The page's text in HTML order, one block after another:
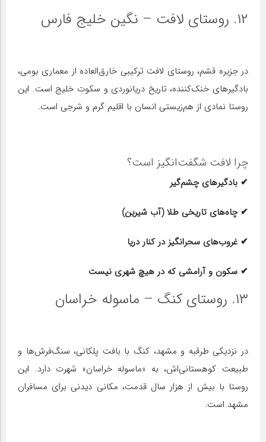
۱۲. روستای لافت – نگین خلیج فارس
در جزیره قشم، روستای لافت ترکیبی خارق‌العاده از معماری بومی،
بادگیرهای خنک‌کننده، تاریخ دریانوردی و سکوت خلیج است. این
روستا نمادی از هم‌زیستی انسان با اقلیم گرم و شرجی است.
چرا لافت شگفت‌انگیز است؟
✔ بادگیرهای چشم‌گیر
✔ چاه‌های تاریخی طلا (آب شیرین)
✔ غروب‌های سحرانگیز در کنار دریا
✔ سکون و آرامشی که در هیچ شهری نیست
۱۳. روستای کنگ – ماسوله خراسان
در نزدیکی طرقبه و مشهد، کنگ با بافت پلکانی، سنگ‌فرش‌ها و
طبیعت کوهستانی‌اش، به «ماسوله خراسان» شهرت دارد. این
روستا با بیش از هزار سال قدمت، مکانی دیدنی برای مسافران
مشهد است.